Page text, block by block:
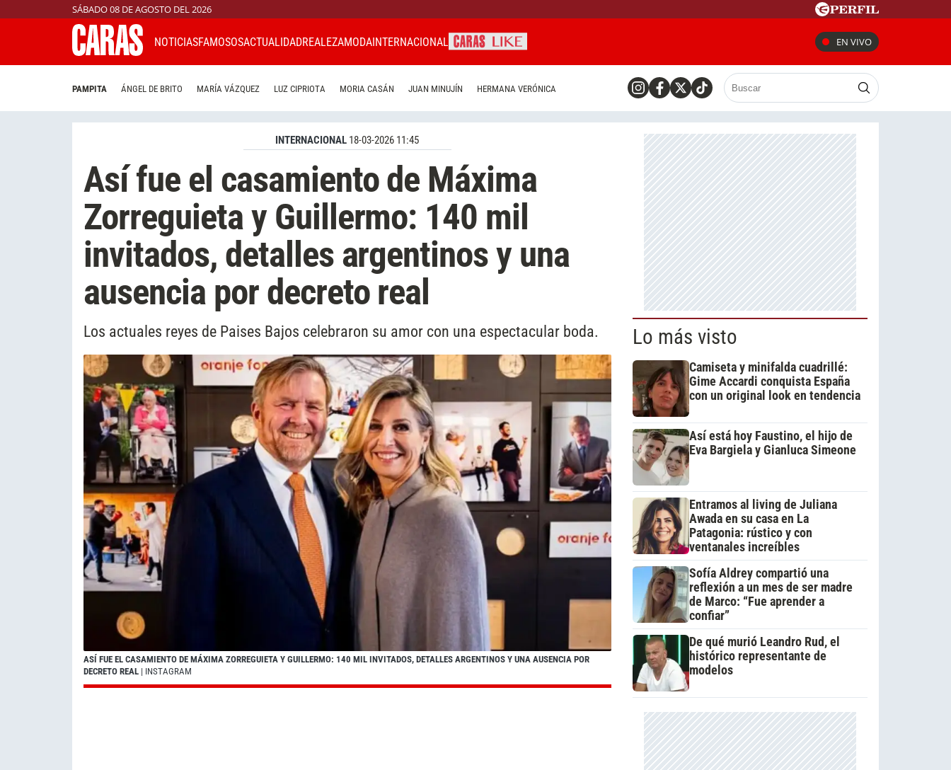
SÁBADO 08 DE AGOSTO DEL 2026
NOTICIASFAMOSOSACTUALIDADREALEZAMODAINTERNACIONAL EN VIVO
PAMPITA ÁNGEL DE BRITO MARÍA VÁZQUEZ LUZ CIPRIOTA MORIA CASÁN JUAN MINUJÍN HERMANA VERÓNICA
INTERNACIONAL 18-03-2026 11:45
Así fue el casamiento de Máxima
Zorreguieta y Guillermo: 140 mil
invitados, detalles argentinos y una
ausencia por decreto real
Los actuales reyes de Paises Bajos celebraron su amor con una espectacular boda.
ASÍ FUE EL CASAMIENTO DE MÁXIMA ZORREGUIETA Y GUILLERMO: 140 MIL INVITADOS, DETALLES ARGENTINOS Y UNA AUSENCIA POR
DECRETO REAL | INSTAGRAM
Lo más visto
Camiseta y minifalda cuadrillé:
Gime Accardi conquista España
con un original look en tendencia
Así está hoy Faustino, el hijo de
Eva Bargiela y Gianluca Simeone
Entramos al living de Juliana
Awada en su casa en La
Patagonia: rústico y con
ventanales increíbles
Sofía Aldrey compartió una
reflexión a un mes de ser madre
de Marco: “Fue aprender a
confiar”
De qué murió Leandro Rud, el
histórico representante de
modelos